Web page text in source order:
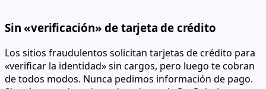
Sin «verificación» de tarjeta de crédito
Los sitios fraudulentos solicitan tarjetas de crédito para
«verificar la identidad» sin cargos, pero luego te cobran
de todos modos. Nunca pedimos información de pago.